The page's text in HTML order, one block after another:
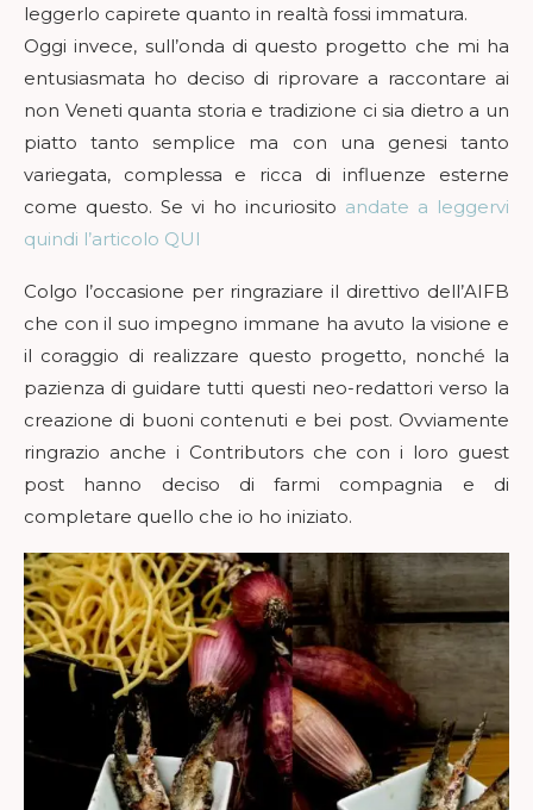
leggerlo capirete quanto in realtà fossi immatura.
Oggi invece, sull’onda di questo progetto che mi ha
entusiasmata ho deciso di riprovare a raccontare ai
non Veneti quanta storia e tradizione ci sia dietro a un
piatto tanto semplice ma con una genesi tanto
variegata, complessa e ricca di influenze esterne
come questo. Se vi ho incuriosito andate a leggervi
quindi l’articolo QUI
Colgo l’occasione per ringraziare il direttivo dell’AIFB
che con il suo impegno immane ha avuto la visione e
il coraggio di realizzare questo progetto, nonché la
pazienza di guidare tutti questi neo-redattori verso la
creazione di buoni contenuti e bei post. Ovviamente
ringrazio anche i Contributors che con i loro guest
post hanno deciso di farmi compagnia e di
completare quello che io ho iniziato.